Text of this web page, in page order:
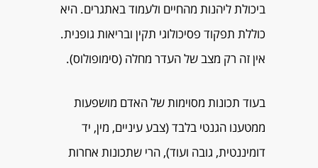
ביכולת ליהנות מהחיים ולעמוד באתגרים. היא
כוללת תפקוד פסיכולוגי תקין ובריאות גופנית.
אין זה רק מצב של העדר מחלה (סימופולוס).
בעוד תכונות מסוימות של האדם מושפעות
ממטענו הגנטי בלבד (צבע עיניים, מין, יד
דומיננטית, גובה ועוד), הרי שתכונות אחרות